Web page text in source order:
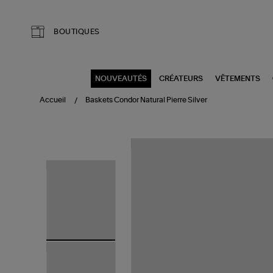
BOUTIQUES
NOUVEAUTÉS CRÉATEURS VÊTEMENTS
Accueil Baskets Condor Natural Pierre Silver